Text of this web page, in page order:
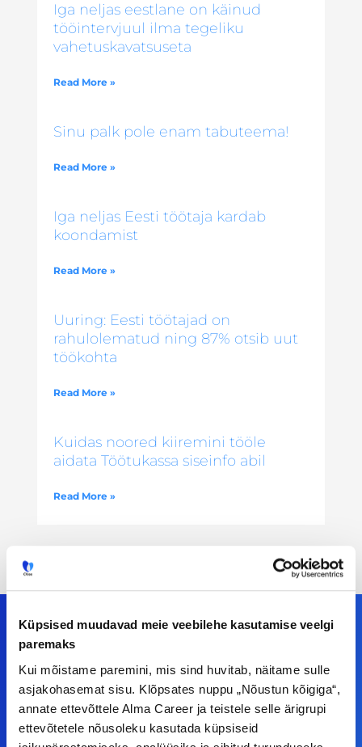
Küpsised muudavad meie veebilehe kasutamise veelgi
paremaks
Kui mõistame paremini, mis sind huvitab, näitame sulle
asjakohasemat sisu. Klõpsates nuppu „Nõustun kõigiga“,
annate ettevõttele Alma Career ja teistele selle ärigrupi
ettevõtetele nõusoleku kasutada küpsiseid
Iga neljas eestlane on käinud
tööintervjuul ilma tegeliku
vahetuskavatsuseta
Read More »
Sinu palk pole enam tabuteema!
Read More »
Iga neljas Eesti töötaja kardab
koondamist
Read More »
Uuring: Eesti töötajad on
rahulolematud ning 87% otsib uut
töökohta
Read More »
Kuidas noored kiiremini tööle
aidata Töötukassa siseinfo abil
Read More »
Meiega leiad!
Tööelublogi.ee lehelt leiad kõik vajaliku, et olla
kursis tööturu uudistega. Kui sul on